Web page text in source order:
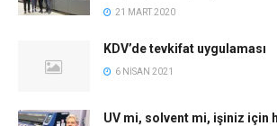
21 MART 2020
KDV’de tevkifat uygulaması
6 NISAN 2021
UV mi, solvent mi, işiniz için